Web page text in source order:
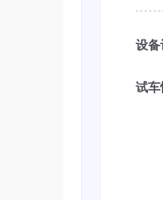
设备
试车